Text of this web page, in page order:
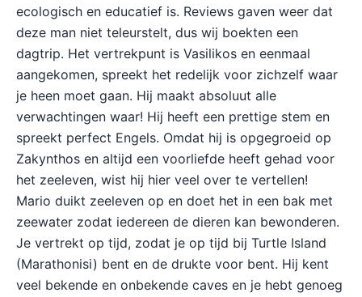
ecologisch en educatief is. Reviews gaven weer dat
deze man niet teleurstelt, dus wij boekten een
dagtrip. Het vertrekpunt is Vasilikos en eenmaal
aangekomen, spreekt het redelijk voor zichzelf waar
je heen moet gaan. Hij maakt absoluut alle
verwachtingen waar! Hij heeft een prettige stem en
spreekt perfect Engels. Omdat hij is opgegroeid op
Zakynthos en altijd een voorliefde heeft gehad voor
het zeeleven, wist hij hier veel over te vertellen!
Mario duikt zeeleven op en doet het in een bak met
zeewater zodat iedereen de dieren kan bewonderen.
Je vertrekt op tijd, zodat je op tijd bij Turtle Island
(Marathonisi) bent en de drukte voor bent. Hij kent
veel bekende en onbekende caves en je hebt genoeg